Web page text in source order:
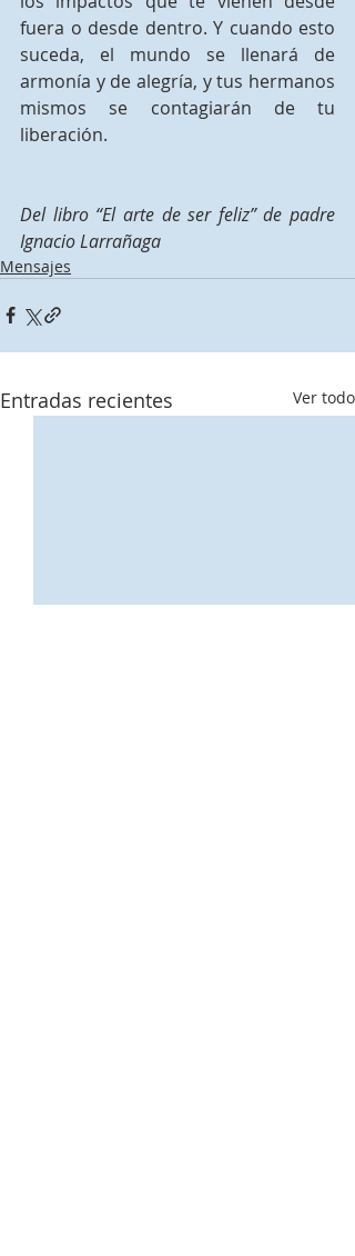
fuera o desde dentro. Y cuando esto
suceda, el mundo se llenará de
armonía y de alegría, y tus hermanos
mismos se contagiarán de tu
liberación.
Del libro “El arte de ser feliz” de padre
Ignacio Larrañaga
Mensajes
Entradas recientes Ver todo